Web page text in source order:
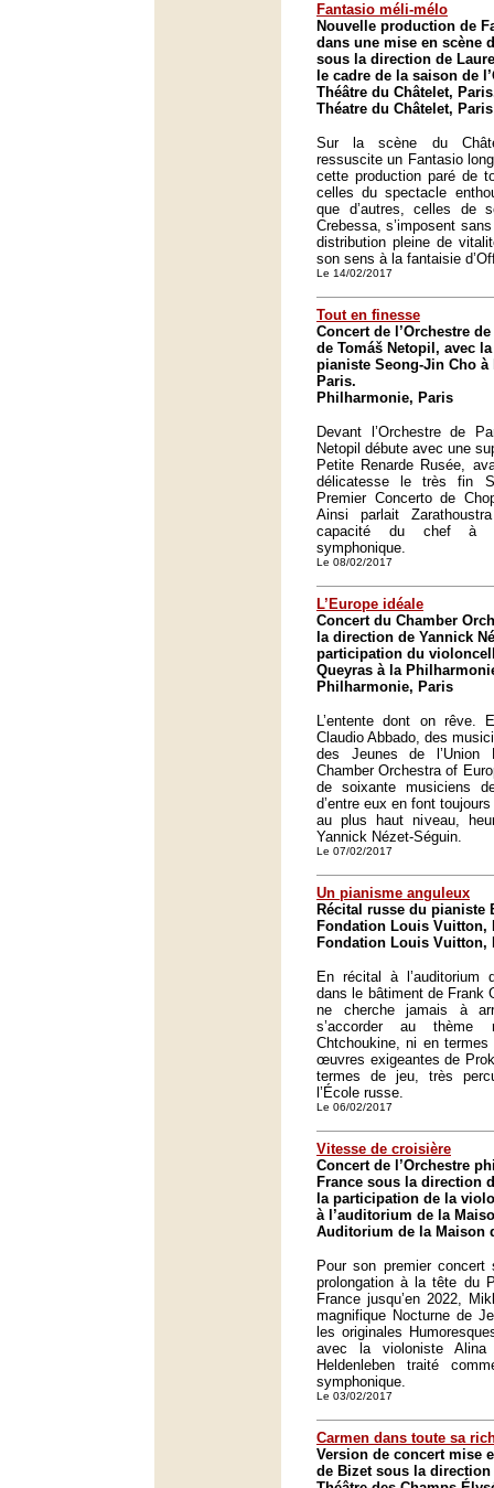
Fantasio méli-mélo
Nouvelle production de
dans une mise en scène
sous la direction de
le cadre de la saison de
Théâtre du Châtelet,
Théatre du Châtelet, Paris
Sur la scène du
ressuscite un Fantasio
cette production paré de
celles du spectacle
que d’autres, celles de
Crebessa, s’imposent
distribution pleine de
son sens à la fantaisie
Le 14/02/2017
Tout en finesse
Concert de l’Orchestre
de Tomáš Netopil, avec
pianiste Seong-Jin Cho
Paris.
Philharmonie, Paris
Devant l’Orchestre de
Netopil débute avec une
Petite Renarde Rusée,
délicatesse le très fin
Premier Concerto de
Ainsi parlait
capacité du chef à
symphonique.
Le 08/02/2017
L’Europe idéale
Concert du Chamber
la direction de Yannick
participation du
Queyras à la
Philharmonie, Paris
L’entente dont on rêve.
Claudio Abbado, des
des Jeunes de l’Union
Chamber Orchestra of
de soixante musiciens
d’entre eux en font
au plus haut niveau,
Yannick Nézet-Séguin.
Le 07/02/2017
Un pianisme anguleux
Récital russe du pianiste
Fondation Louis Vuitton,
Fondation Louis Vuitton,
En récital à l’auditorium
dans le bâtiment de Frank
ne cherche jamais à
s’accorder au thème
Chtchoukine, ni en
œuvres exigeantes de
termes de jeu, très
l’École russe.
Le 06/02/2017
Vitesse de croisière
Concert de l’Orchestre
France sous la direction
la participation de la
à l’auditorium de la
Auditorium de la Maison
Pour son premier concert
prolongation à la tête du
France jusqu’en 2022,
magnifique Nocturne de
les originales
avec la violoniste Alina
Heldenleben traité
symphonique.
Le 03/02/2017
Carmen dans toute sa
Version de concert mise
de Bizet sous la